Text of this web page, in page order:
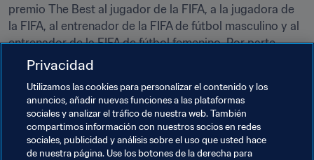
premio The Best al jugador de la FIFA, a la jugadora de
la FIFA, al entrenador de la FIFA de fútbol masculino y al
entrenador de la FIFA de fútbol femenino. Por parte
inglesa son Harry Kane, Lucy Bronze, Gary Southgate,
contará con ocho representantes, un récord sin
precedentes: Antoine Griezmann, Kylian Mbappé,
Raphaël Varane, Amandine Henry, Wendie Renard, Didier
Deschamps, Zinédine Zidane y Reynald Pedros.
Privacidad
Utilizamos las cookies para personalizar el contenido y los
anuncios, añadir nuevas funciones a las plataformas
sociales y analizar el tráfico de nuestra web. También
compartimos información con nuestros socios en redes
sociales, publicidad y análisis sobre el uso que usted hace
de nuestra página. Use los botones de la derecha para